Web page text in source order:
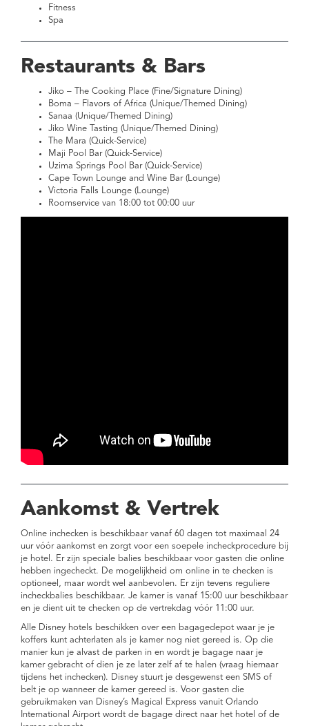
Fitness
Spa
Restaurants & Bars
Jiko – The Cooking Place (Fine/Signature Dining)
Boma – Flavors of Africa (Unique/Themed Dining)
Sanaa (Unique/Themed Dining)
Jiko Wine Tasting (Unique/Themed Dining)
The Mara (Quick-Service)
Maji Pool Bar (Quick-Service)
Uzima Springs Pool Bar (Quick-Service)
Cape Town Lounge and Wine Bar (Lounge)
Victoria Falls Lounge (Lounge)
Roomservice van 18:00 tot 00:00 uur
Aankomst & Vertrek
Online inchecken is beschikbaar vanaf 60 dagen tot maximaal 24
uur vóór aankomst en zorgt voor een soepele incheckprocedure bij
je hotel. Er zijn speciale balies beschikbaar voor gasten die online
hebben ingecheckt. De mogelijkheid om online in te checken is
optioneel, maar wordt wel aanbevolen. Er zijn tevens reguliere
incheckbalies beschikbaar. Je kamer is vanaf 15:00 uur beschikbaar
en je dient uit te checken op de vertrekdag vóór 11:00 uur.
Alle Disney hotels beschikken over een bagagedepot waar je je
koffers kunt achterlaten als je kamer nog niet gereed is. Op die
manier kun je alvast de parken in en wordt je bagage naar je
kamer gebracht of dien je ze later zelf af te halen (vraag hiernaar
tijdens het inchecken). Disney stuurt je desgewenst een SMS of
belt je op wanneer de kamer gereed is. Voor gasten die
gebruikmaken van Disney’s Magical Express vanuit Orlando
International Airport wordt de bagage direct naar het hotel of de